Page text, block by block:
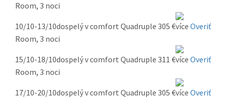
Room, 3 noci
10/10-13/10dospelý v comfort Quadruple
Room, 3 noci
305 € Overiť
15/10-18/10dospelý v comfort Quadruple
Room, 3 noci
311 € Overiť
17/10-20/10dospelý v comfort Quadruple 305 € Overiť